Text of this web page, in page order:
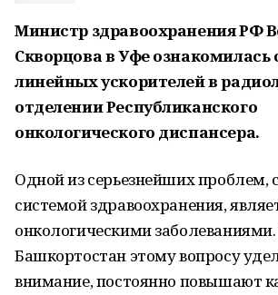
Министр здравоохранения РФ
Скворцова в Уфе ознакомилась
линейных ускорителей в
отделении Республиканского
онкологического диспансера.
Одной из серьезнейших проблем,
системой здравоохранения,
онкологическими
Башкортостан этому вопросу
внимание, постоянно повышают